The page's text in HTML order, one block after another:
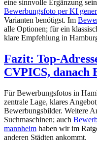
eine sinnvolle Ergänzung
Bewerbungsfoto per KI
Varianten benötigst. Im
alle Optionen; für ein
klare Empfehlung in
Fazit: Top-
CVPICS, danach
Für Bewerbungsfotos in
zentrale Lage, klares
Bewerbungsbilder. Weitere
Suchmaschinen; auch
mannheim haben wir im
anderen Städten ankommt.